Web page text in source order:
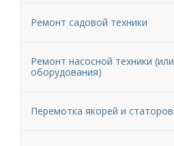
Ремонт садовой техники
Ремонт насосной техники (или
оборудования)
Перемотка якорей и статоров